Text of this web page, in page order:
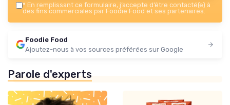
* En remplissant ce formulaire, j’accepte d’être contacté(e) à
des fins commerciales par Foodie Food et ses partenaires.
Foodie Food
Ajoutez-nous à vos sources préférées sur Google
Parole d'experts